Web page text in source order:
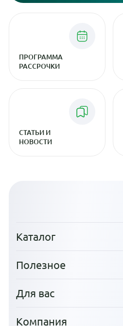
ПРОГРАММА
РАССРОЧКИ
СТАТЬИ И
НОВОСТИ
Каталог
Полезное
Для вас
Компания